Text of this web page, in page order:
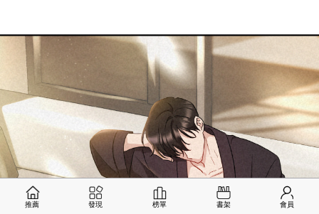
推薦 發現 榜單 書架 會員